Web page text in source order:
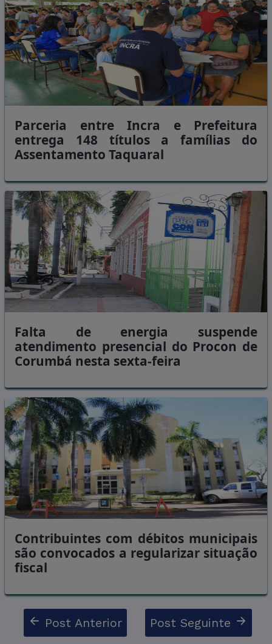
Parceria entre Incra e Prefeitura
entrega 148 títulos a famílias do
Assentamento Taquaral
Falta de energia suspende
atendimento presencial do Procon de
Corumbá nesta sexta-feira
Contribuintes com débitos municipais
são convocados a regularizar situação
fiscal
Post Anterior Post Seguinte